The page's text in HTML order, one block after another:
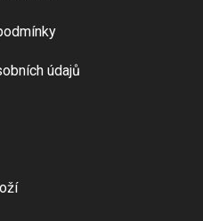
údajů